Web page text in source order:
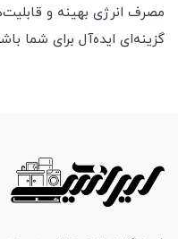
مصرف انرژی بهینه و
گزینه‌ای ایده‌آل برای شما